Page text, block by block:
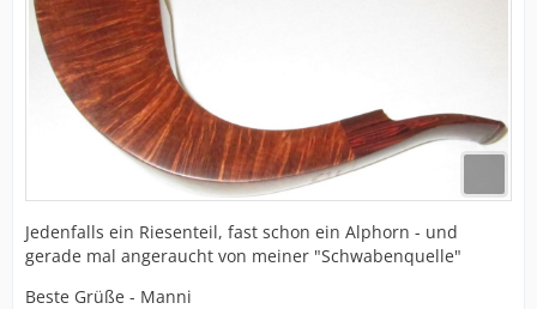
Jedenfalls ein Riesenteil, fast schon ein Alphorn - und
gerade mal angeraucht von meiner "Schwabenquelle"
Beste Grüße - Manni